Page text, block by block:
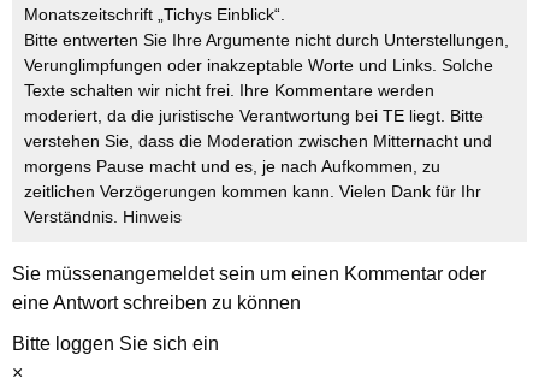
Monatszeitschrift „Tichys Einblick“.
Bitte entwerten Sie Ihre Argumente nicht durch Unterstellungen,
Verunglimpfungen oder inakzeptable Worte und Links. Solche
Texte schalten wir nicht frei. Ihre Kommentare werden
moderiert, da die juristische Verantwortung bei TE liegt. Bitte
verstehen Sie, dass die Moderation zwischen Mitternacht und
morgens Pause macht und es, je nach Aufkommen, zu
zeitlichen Verzögerungen kommen kann. Vielen Dank für Ihr
Verständnis. Hinweis
Sie müssenangemeldetsein um einen Kommentar oder
eine Antwort schreiben zu können
Bitte loggen Sie sich ein
×